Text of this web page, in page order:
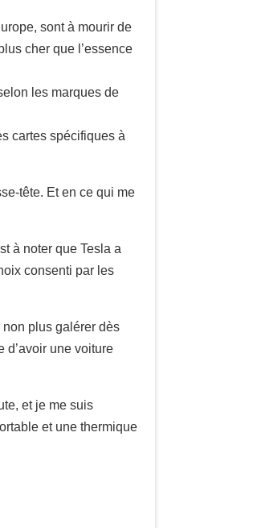
sont à mourir de
cher que l’essence
les marques de
cartes spécifiques à
tête. Et en ce qui me
à noter que Tesla a
consenti par les
non plus galérer dès
d’avoir une voiture
et je me suis
et une thermique